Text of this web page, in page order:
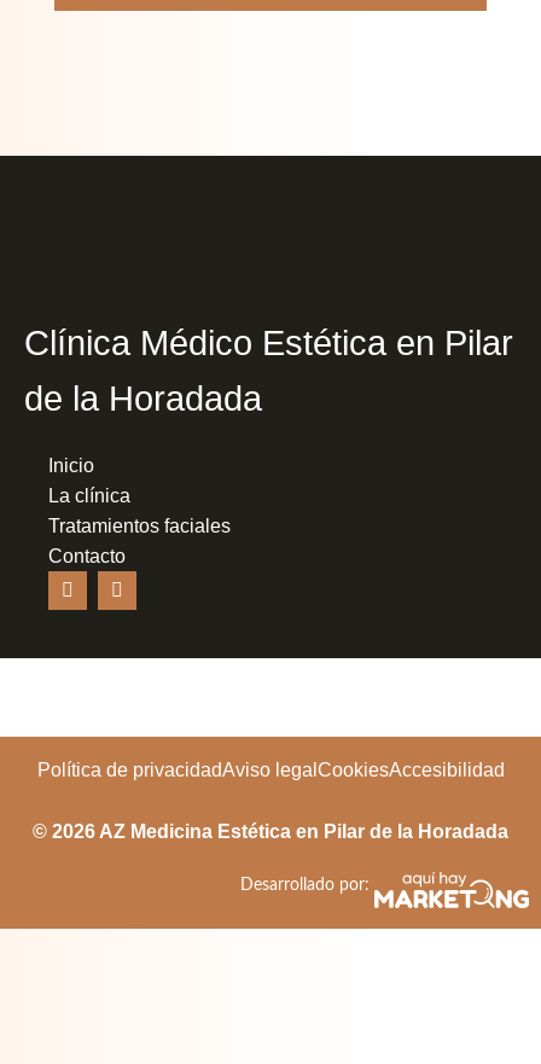
Clínica Médico Estética en Pilar
de la Horadada
Inicio
La clínica
Tratamientos faciales
Contacto
© 2026 AZ Medicina Estética en Pilar de la Horadada
Política de privacidadAviso legal CookiesAccesibilidad
Desarrollado por: